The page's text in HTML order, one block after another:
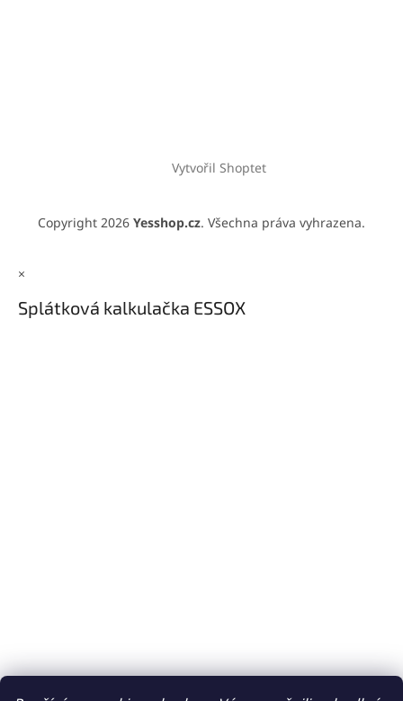
Vytvořil Shoptet
Copyright 2026 Yesshop.cz. Všechna práva vyhrazena.
×
Splátková kalkulačka ESSOX